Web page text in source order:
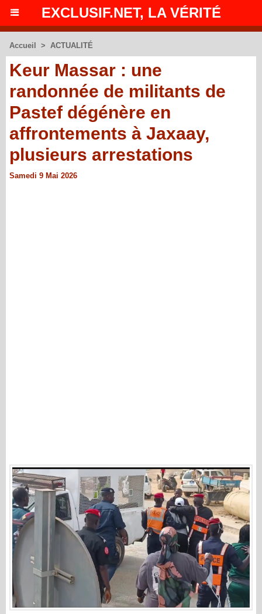
EXCLUSIF.NET, LA VÉRITÉ
Accueil > ACTUALITÉ
Keur Massar : une
randonnée de militants de
Pastef dégénère en
affrontements à Jaxaay,
plusieurs arrestations
Samedi 9 Mai 2026